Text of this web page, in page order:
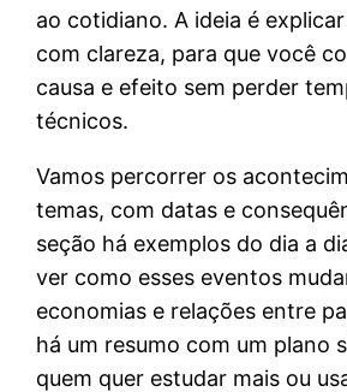
ao cotidiano. A ideia é
com clareza, para que você
causa e efeito sem perder
técnicos.
Vamos percorrer os
temas, com datas e
seção há exemplos do dia a
ver como esses eventos
economias e relações entre
há um resumo com um plano
quem quer estudar mais ou